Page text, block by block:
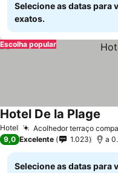
Selecione as datas para
exatos.
Escolha popular
Hotel Acolhedor terraço
Hotel De la Plage
9,0 Excelente 1.023 a
Selecione as datas para